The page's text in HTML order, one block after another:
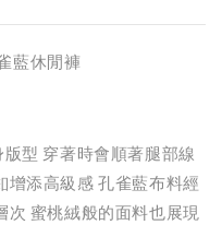
藍休閒褲
型 穿著時會順著腿部線
增添高級感 孔雀藍布料經
次 蜜桃絨般的面料也展現